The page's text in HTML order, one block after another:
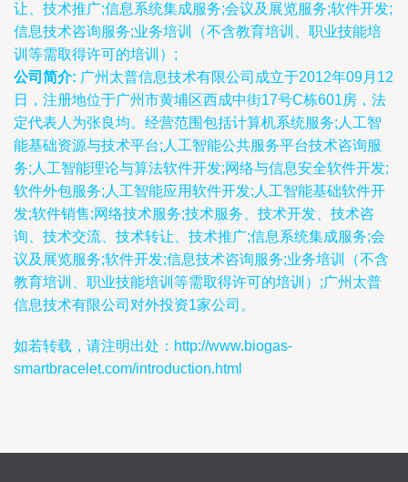
让、技术推广;信息系统集成服务;会议及展览服务;软件开发;
信息技术咨询服务;业务培训（不含教育培训、职业技能培
训等需取得许可的培训）;
公司简介: 广州太普信息技术有限公司成立于2012年09月12
日，注册地位于广州市黄埔区西成中街17号C栋601房，法
定代表人为张良均。经营范围包括计算机系统服务;人工智
能基础资源与技术平台;人工智能公共服务平台技术咨询服
务;人工智能理论与算法软件开发;网络与信息安全软件开发;
软件外包服务;人工智能应用软件开发;人工智能基础软件开
发;软件销售;网络技术服务;技术服务、技术开发、技术咨
询、技术交流、技术转让、技术推广;信息系统集成服务;会
议及展览服务;软件开发;信息技术咨询服务;业务培训（不含
教育培训、职业技能培训等需取得许可的培训）;广州太普
信息技术有限公司对外投资1家公司。
如若转载，请注明出处：http://www.biogas-
smartbracelet.com/introduction.html